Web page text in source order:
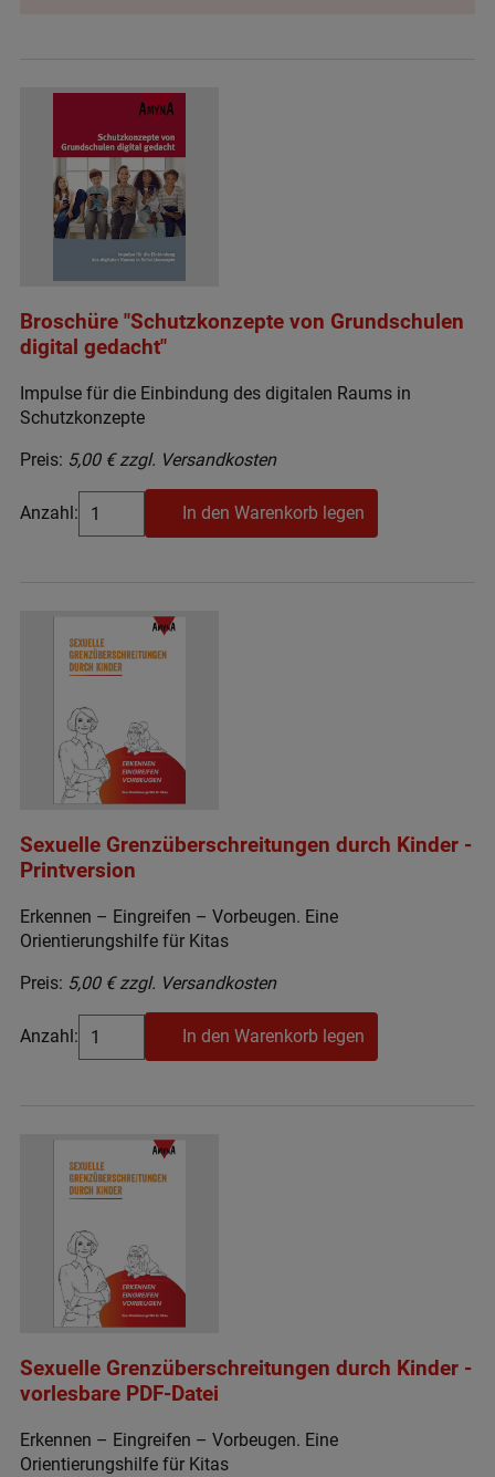
Broschüre "Schutzkonzepte von Grundschulen
digital gedacht"
Impulse für die Einbindung des digitalen Raums in
Schutzkonzepte
Preis: 5,00 € zzgl. Versandkosten
Anzahl: In den Warenkorb legen
Sexuelle Grenzüberschreitungen durch Kinder -
Printversion
Erkennen – Eingreifen – Vorbeugen. Eine
Orientierungshilfe für Kitas
Preis: 5,00 € zzgl. Versandkosten
Anzahl: In den Warenkorb legen
Sexuelle Grenzüberschreitungen durch Kinder -
vorlesbare PDF-Datei
Erkennen – Eingreifen – Vorbeugen. Eine
Orientierungshilfe für Kitas